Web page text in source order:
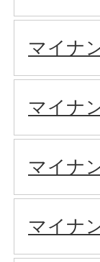
マイナ
マイナ
マイナ
マイナ